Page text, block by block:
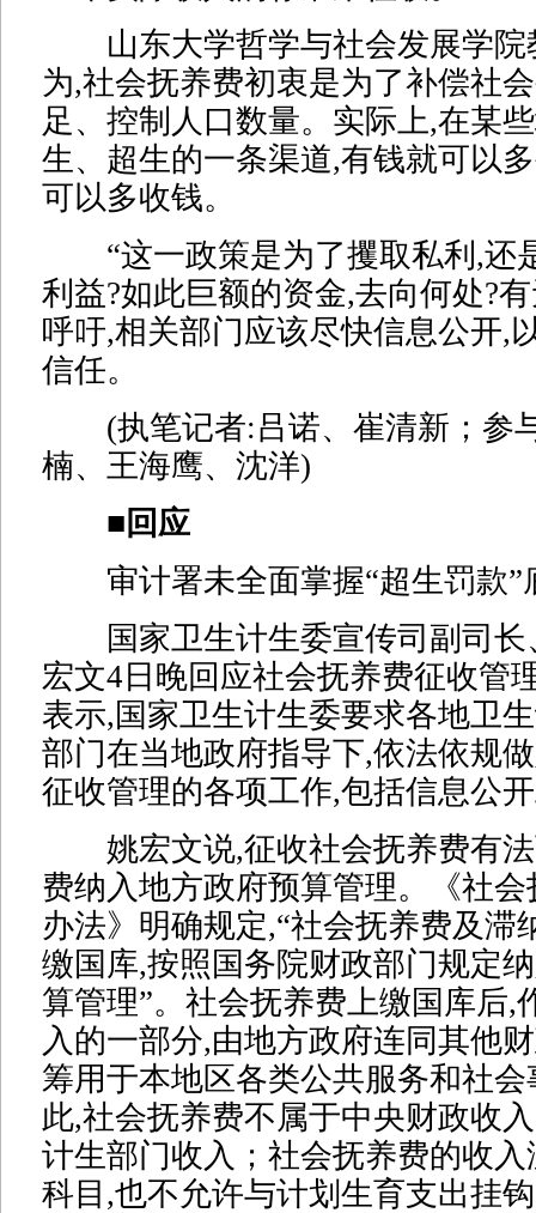
山东大学哲学与社会发展学院
为,社会抚养费初衷是为了补偿社
足、控制人口数量。实际上,在某
生、超生的一条渠道,有钱就可以
可以多收钱。
“这一政策是为了攫取私利,还
利益?如此巨额的资金,去向何处?
呼吁,相关部门应该尽快信息公开,
信任。
(执笔记者:吕诺、崔清新；参
楠、王海鹰、沈洋)
■回应
审计署未全面掌握“超生罚款”
国家卫生计生委宣传司副司长
宏文4日晚回应社会抚养费征收管
表示,国家卫生计生委要求各地卫
部门在当地政府指导下,依法依规
征收管理的各项工作,包括信息公
姚宏文说,征收社会抚养费有法
费纳入地方政府预算管理。《社
办法》明确规定,“社会抚养费及滞
缴国库,按照国务院财政部门规定
算管理”。社会抚养费上缴国库后,
入的一部分,由地方政府连同其他
筹用于本地区各类公共服务和社
此,社会抚养费不属于中央财政收
计生部门收入；社会抚养费的收
科目,也不允许与计划生育支出挂